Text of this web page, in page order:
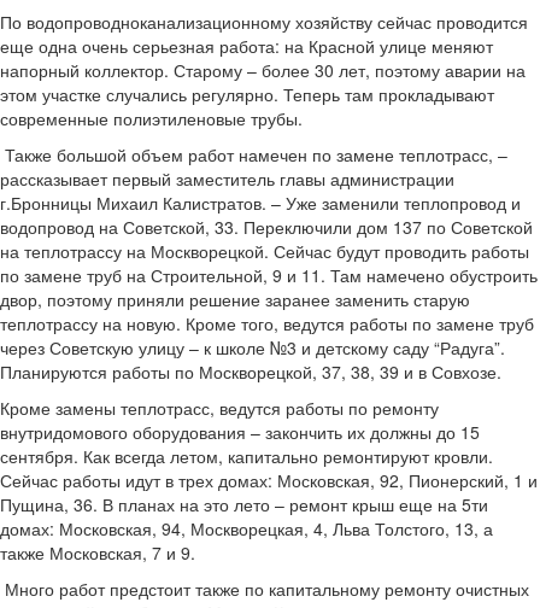
По водопроводно­канализационному хозяйству сейчас проводится
еще одна очень серьезная работа: на Красной улице меняют
напорный коллектор. Старому – более 30 лет, поэтому аварии на
этом участке случались регулярно. Теперь там прокладывают
современные полиэтиленовые трубы.
­ Также большой объем работ намечен по замене теплотрасс, –
рассказывает первый заместитель главы администрации
г.Бронницы Михаил Калистратов. – Уже заменили теплопровод и
водопровод на Советской, 33. Переключили дом 137 по Советской
на теплотрассу на Москворецкой. Сейчас будут проводить работы
по замене труб на Строительной, 9 и 11. Там намечено обустроить
двор, поэтому приняли решение заранее заменить старую
теплотрассу на новую. Кроме того, ведутся работы по замене труб
через Советскую улицу – к школе №3 и детскому саду “Радуга”.
Планируются работы по Москворецкой, 37, 38, 39 и в Совхозе.
Кроме замены теплотрасс, ведутся работы по ремонту
внутридомового оборудования – закончить их должны до 15
сентября. Как всегда летом, капитально ремонтируют кровли.
Сейчас работы идут в трех домах: Московская, 92, Пионерский, 1 и
Пущина, 36. В планах на это лето – ремонт крыш еще на 5­ти
домах: Московская, 94, Москворецкая, 4, Льва Толстого, 13, а
также Московская, 7 и 9.
­ Много работ предстоит также по капитальному ремонту очистных